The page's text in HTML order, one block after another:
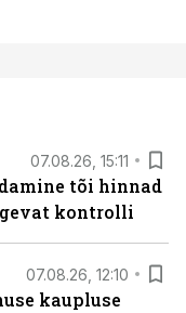
07.08.26, 15:11
tõi hinnad
kontrolli
07.08.26, 12:10
kaupluse